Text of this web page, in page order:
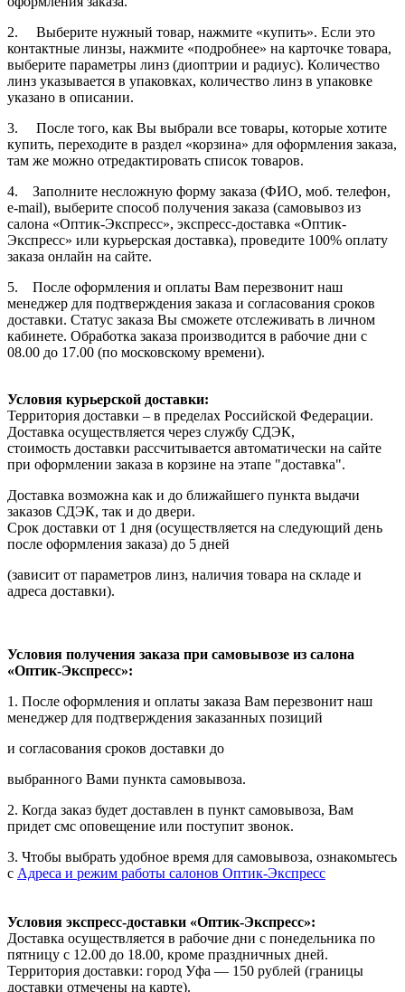
2. Выберите нужный товар, нажмите «купить». Если это
контактные линзы, нажмите «подробнее» на карточке товара,
выберите параметры линз (диоптрии и радиус). Количество
линз указывается в упаковках, количество линз в упаковке
указано в описании.
3. После того, как Вы выбрали все товары, которые хотите
купить, переходите в раздел «корзина» для оформления заказа,
там же можно отредактировать список товаров.
4. Заполните несложную форму заказа (ФИО, моб. телефон,
e-mail), выберите способ получения заказа (самовывоз из
салона «Оптик-Экспресс», экспресс-доставка «Оптик-
Экспресс» или курьерская доставка), проведите 100% оплату
заказа онлайн на сайте.
5. После оформления и оплаты Вам перезвонит наш
менеджер для подтверждения заказа и согласования сроков
доставки. Статус заказа Вы сможете отслеживать в личном
кабинете. Обработка заказа производится в рабочие дни с
08.00 до 17.00 (по московскому времени).
Условия курьерской доставки:
Территория доставки – в пределах Российской Федерации.
Доставка осуществляется через службу СДЭК,
стоимость доставки рассчитывается автоматически на сайте
при оформлении заказа в корзине на этапе "доставка".
Доставка возможна как и до ближайшего пункта выдачи
заказов СДЭК, так и до двери.
Срок доставки от 1 дня (осуществляется на следующий день
после оформления заказа) до 5 дней
(зависит от параметров линз, наличия товара на складе и
адреса доставки).
Условия получения заказа при самовывозе из салона
«Оптик-Экспресс»:
1. После оформления и оплаты заказа Вам перезвонит наш
менеджер для подтверждения заказанных позиций
и согласования сроков доставки до
выбранного Вами пункта самовывоза.
2. Когда заказ будет доставлен в пункт самовывоза, Вам
придет смс оповещение или поступит звонок.
3. Чтобы выбрать удобное время для самовывоза, ознакомьтесь
с Адреса и режим работы салонов Оптик-Экспресс
Условия экспресс-доставки «Оптик-Экспресс»:
Доставка осуществляется в рабочие дни с понедельника по
пятницу с 12.00 до 18.00, кроме праздничных дней.
Территория доставки: город Уфа — 150 рублей (границы
доставки отмечены на карте).